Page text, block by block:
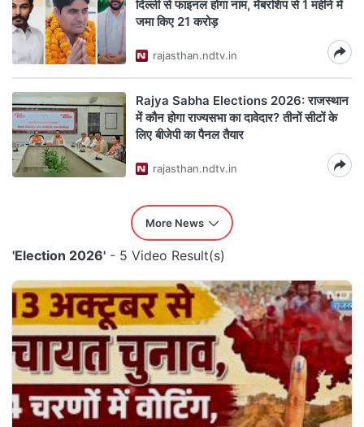
दिल्ली से फाइनल होगा नाम, मेंबरशिप से 1 महीने में
जमा किए 21 करोड़
rajasthan.ndtv.in
Rajya Sabha Elections 2026: राजस्थान
में कौन होगा राज्यसभा का दावेदार? तीनों सीटों के
लिए बीजेपी का पैनल तैयार
rajasthan.ndtv.in
More News
'Election 2026' - 5 Video Result(s)